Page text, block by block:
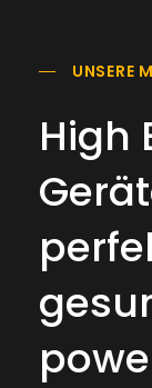
UNSERE
High